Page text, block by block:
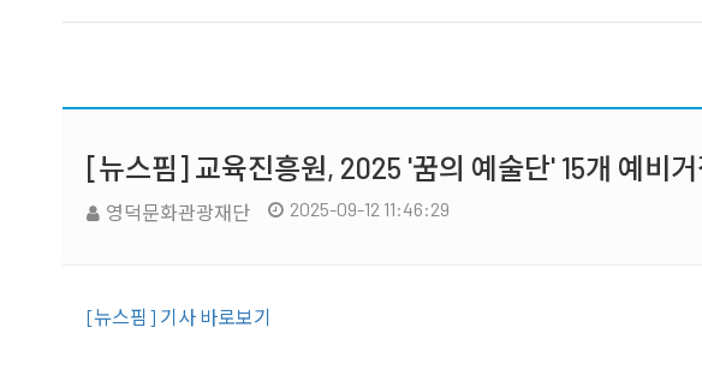
[뉴스핌] 교육진흥원, 2025 '꿈의 예술단' 15개 예비
영덕문화관광재단 2025-09-12 11:46:29
[뉴스핌] 기사 바로보기